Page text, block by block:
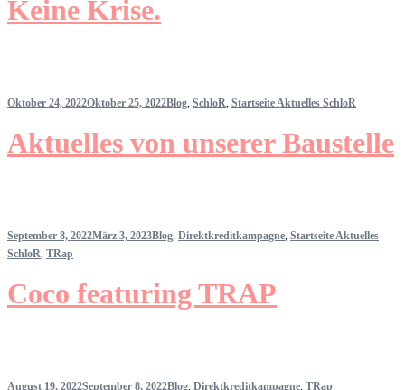
Keine Krise.
Oktober 24, 2022Oktober 25, 2022Blog, SchloR, Startseite Aktuelles SchloR
Aktuelles von unserer Baustelle
September 8, 2022März 3, 2023Blog, Direktkreditkampagne, Startseite Aktuelles
SchloR, TRap
Coco featuring TRAP
August 19, 2022September 8, 2022Blog, Direktkreditkampagne, TRap